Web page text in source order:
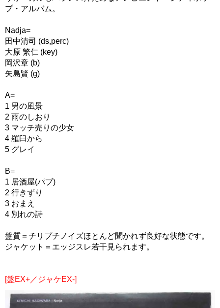
プ・アルバム。
Nadja=
田中清司 (ds,perc)
大原 繁仁 (key)
岡沢章 (b)
矢島賢 (g)
A=
1 男の風景
2 雨のしおり
3 マッチ売りの少女
4 羅臼から
5 グレイ
B=
1 居酒屋(パブ)
2 行きずり
3 おまえ
4 別れの詩
盤質＝チリプチノイズほとんど聞かれず良好な状態です。
ジャケット＝エッジスレ若干見られます。
[盤EX+／ジャケEX-]